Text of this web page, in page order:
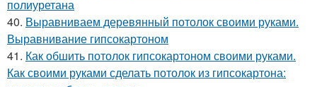
полиуретана
40. Выравниваем деревянный потолок своими руками.
Выравнивание гипсокартоном
41. Как обшить потолок гипсокартоном своими руками.
Как своими руками сделать потолок из гипсокартона: